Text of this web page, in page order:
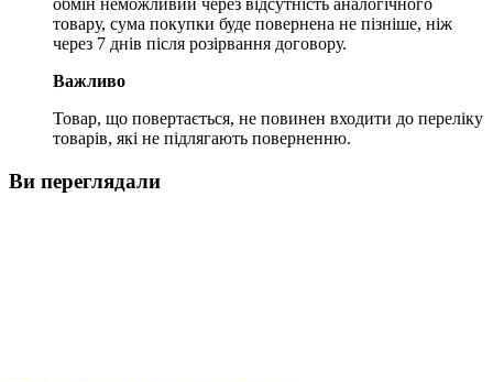
обмін неможливий через відсутність аналогічного
товару, сума покупки буде повернена не пізніше, ніж
через 7 днів після розірвання договору.
Важливо
Товар, що повертається, не повинен входити до переліку
товарів, які не підлягають поверненню.
Ви переглядали